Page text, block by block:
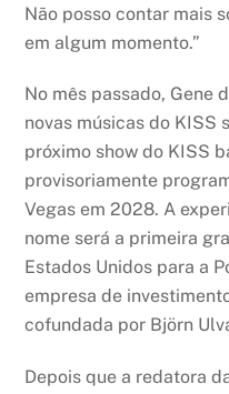
Não posso contar mais
em algum momento.”
No mês passado, Gene
novas músicas do KISS
próximo show do KISS
provisoriamente
Vegas em 2028. A
nome será a primeira
Estados Unidos para a
empresa de
cofundada por Björn
Depois que a redatora